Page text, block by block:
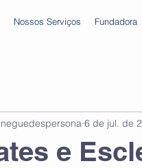
Nossos Serviços Fundadora
e
6 de jul. de